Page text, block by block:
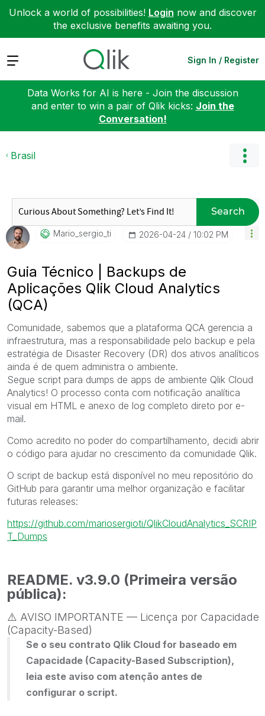
Unlock a world of possibilities! Login now and discover
the exclusive benefits awaiting you.
Expand Sign In / Register
Data Works for AI is here - Join the discussion
and enter to win a pair of Qlik kicks: Join the
Conversation!
Brasil
Search
Mario_sergio_ti ‎2026-04-24 10:02 PM
Guia Técnico | Backups de
Aplicações Qlik Cloud Analytics
(QCA)
Comunidade, sabemos que a plataforma QCA gerencia a
infraestrutura, mas a responsabilidade pelo backup e pela
estratégia de Disaster Recovery (DR) dos ativos analíticos
ainda é de quem administra o ambiente.
Segue script para dumps de apps de ambiente Qlik Cloud
Analytics! O processo conta com notificação analítica
visual em HTML e anexo de log completo direto por e-
mail.
Como acredito no poder do compartilhamento, decidi abrir
o código para ajudar no crescimento da comunidade Qlik.
O script de backup está disponível no meu repositório do
GitHub para garantir uma melhor organização e facilitar
futuras releases:
https://github.com/mariosergioti/QlikCloudAnalytics_SCRIP
T_Dumps
README. v3.9.0 (Primeira versão
pública):
⚠️ AVISO IMPORTANTE — Licença por Capacidade
(Capacity-Based)
Se o seu contrato Qlik Cloud for baseado em
Capacidade (Capacity-Based Subscription),
leia este aviso com atenção antes de
configurar o script.